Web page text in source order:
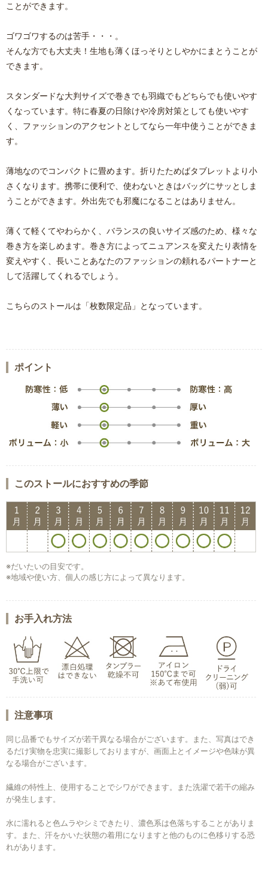
ポイント
このストールにおすすめの季節
※だいたいの目安です。
※地域や使い方、個人の感じ方によって異なります。
お手入れ方法
注意事項
同じ品番でもサイズが若干異なる場合がございます。また、写真はでき
るだけ実物を忠実に撮影しておりますが、画面上とイメージや色味が異
なる場合がございます。
繊維の特性上、使用することでシワができます。また洗濯で若干の縮み
が発生します。
水に濡れると色ムラやシミできたり、濃色系は色落ちすることがありま
す。また、汗をかいた状態の着用になりますと他のものに色移りする恐
れがあります。
ことができます。
ゴワゴワするのは苦手・・・。
そんな方でも大丈夫！生地も薄くほっそりとしやかにまとうことが
できます。
スタンダードな大判サイズで巻きでも羽織でもどちらでも使いやす
くなっています。特に春夏の日除けや冷房対策としても使いやす
く、ファッションのアクセントとしてなら一年中使うことができま
す。
薄地なのでコンパクトに畳めます。折りたためばタブレットより小
さくなります。携帯に便利で、使わないときはバッグにサッとしま
うことができます。外出先でも邪魔になることはありません。
薄くて軽くてやわらかく、バランスの良いサイズ感のため、様々な
巻き方を楽しめます。巻き方によってニュアンスを変えたり表情を
変えやすく、長いことあなたのファッションの頼れるパートナーと
して活躍してくれるでしょう。
こちらのストールは「枚数限定品」となっています。